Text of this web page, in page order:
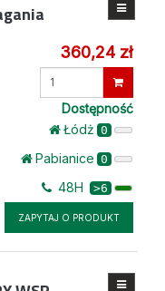
360,24 zł
Wprowadź
Dostępność
Łódż 0
Pabianice 0
48H >6
ZAPYTAJ O PRODUKT